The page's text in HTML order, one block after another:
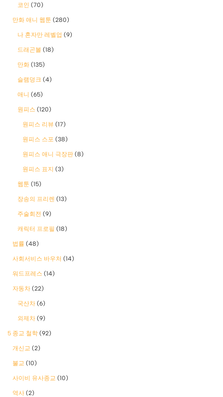
코인 (70)
만화 애니 웹툰 (280)
나 혼자만 레벨업 (9)
드래곤볼 (18)
만화 (135)
슬램덩크 (4)
애니 (65)
원피스 (120)
원피스 리뷰 (17)
원피스 스포 (38)
원피스 애니 극장판 (8)
원피스 표지 (3)
웹툰 (15)
장송의 프리렌 (13)
주술회전 (9)
캐릭터 프로필 (18)
법률 (48)
사회서비스 바우처 (14)
워드프레스 (14)
자동차 (22)
국산차 (6)
외제차 (9)
5 종교 철학 (92)
개신교 (2)
불교 (10)
사이비 유사종교 (10)
역사 (2)